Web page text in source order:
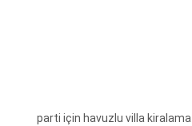
parti için havuzlu villa kiralama